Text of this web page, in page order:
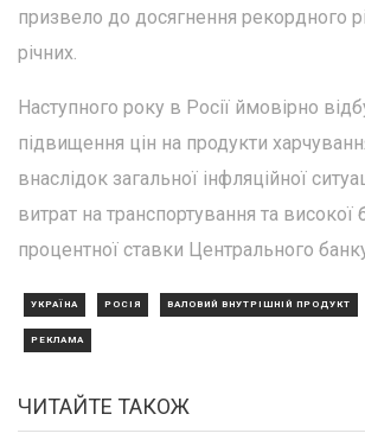
призвело до досягнення рекордного
річних.
Наступного року в Росії ймовірно
підвищення цін на продукти
внаслідок загальної інфляційної
витрат на транспортування та високої
процентної ставки Центрального
УКРАЇНА РОСІЯ ВАЛОВИЙ ВНУТРІШНІЙ ПРОДУКТ
РЕКЛАМА
ЧИТАЙТЕ ТАКОЖ